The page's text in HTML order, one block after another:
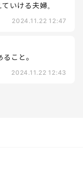
いける夫婦。
2024.11.22 12:47
こと。
2024.11.22 12:43